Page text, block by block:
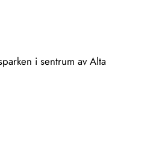
i sentrum av Alta